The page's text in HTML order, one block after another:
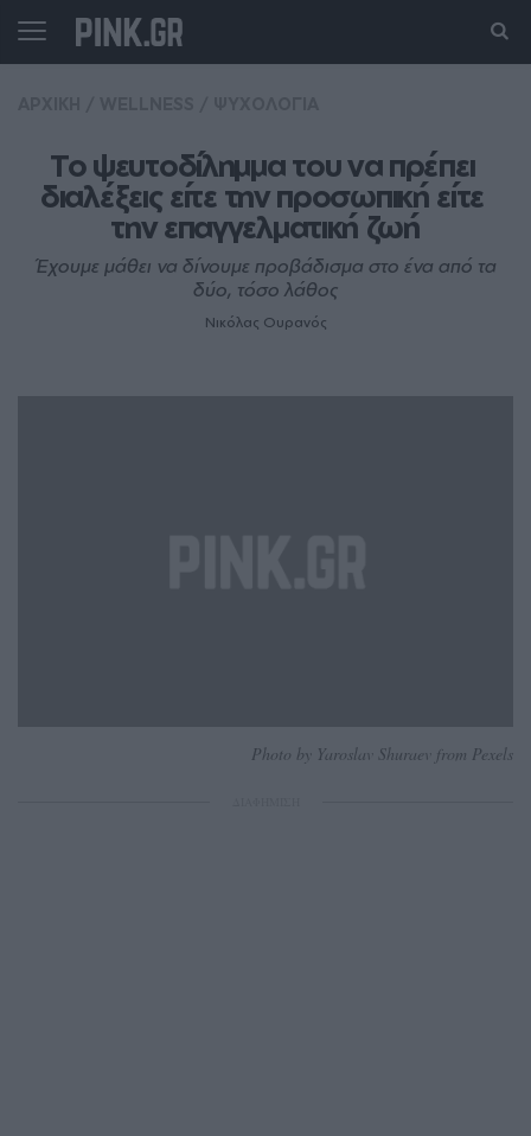
Το ψευτοδίλημμα του να πρέπει
διαλέξεις είτε την προσωπική είτε
την επαγγελματική ζωή
Έχουμε μάθει να δίνουμε προβάδισμα στο ένα από τα
δύο, τόσο λάθος
Νικόλας Ουρανός
Photo by Yaroslav Shuraev from Pexels